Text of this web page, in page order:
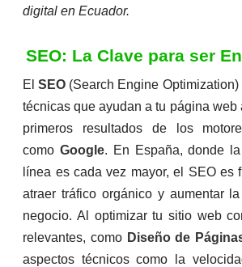
digital en Ecuador.
SEO: La Clave para ser
ElSEO (Search Engine
técnicas que ayudan a tu página web
primeros resultados de los
comoGoogle. En España, donde
línea es cada vez mayor, el SEO es
atraer tráfico orgánico y aumentar
negocio. Al optimizar tu sitio web
relevantes, como Diseño de
aspectos técnicos como la